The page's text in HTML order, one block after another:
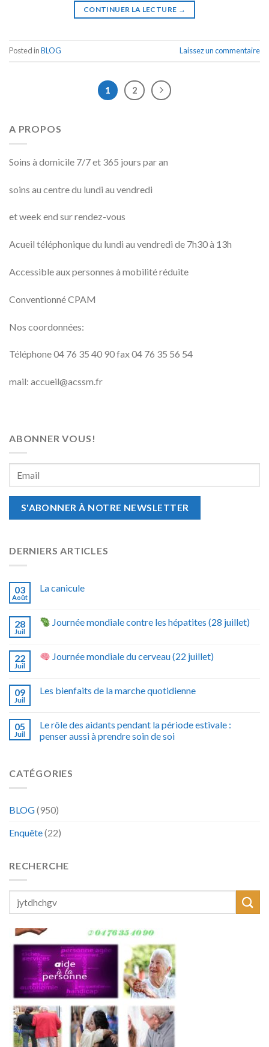
CONTINUER LA LECTURE →
Posted inBLOG Laissez un commentaire
1 2
A PROPOS
Soins à domicile 7/7 et 365 jours par an
soins au centre du lundi au vendredi
et week end sur rendez-vous
Acueil téléphonique du lundi au vendredi de 7h30 à 13h
Accessible aux personnes à mobilité réduite
Conventionné CPAM
Nos coordonnées:
Téléphone 04 76 35 40 90 fax 04 76 35 56 54
mail: accueil@acssm.fr
ABONNER VOUS!
DERNIERS ARTICLES
03
Août
La canicule
28
Juil
Journée mondiale contre les hépatites (28 juillet)
22
Juil
Journée mondiale du cerveau (22 juillet)
09
Juil
Les bienfaits de la marche quotidienne
05
Juil
Le rôle des aidants pendant la période estivale :
penser aussi à prendre soin de soi
CATÉGORIES
BLOG(950)
Enquête(22)
RECHERCHE